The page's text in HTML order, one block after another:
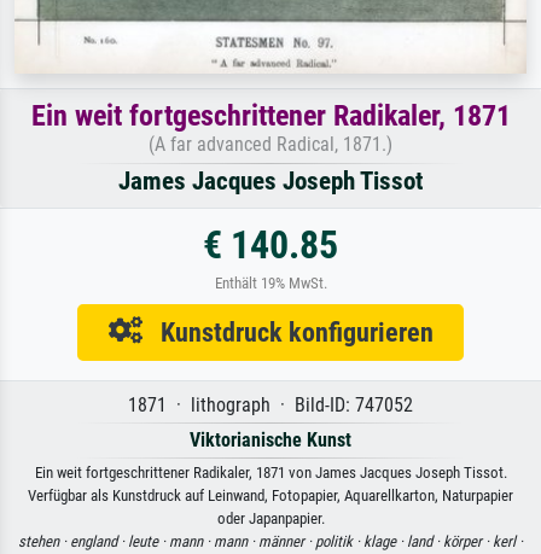
Ein weit fortgeschrittener Radikaler, 1871
(A far advanced Radical, 1871.)
James Jacques Joseph Tissot
€ 140.85
Enthält 19% MwSt.
Kunstdruck konfigurieren
1871 · lithograph · Bild-ID: 747052
Viktorianische Kunst
Ein weit fortgeschrittener Radikaler, 1871 von James Jacques Joseph Tissot.
Verfügbar als Kunstdruck auf Leinwand, Fotopapier, Aquarellkarton, Naturpapier
oder Japanpapier.
stehen · england · leute · mann · mann · männer · politik · klage · land · körper · kerl ·